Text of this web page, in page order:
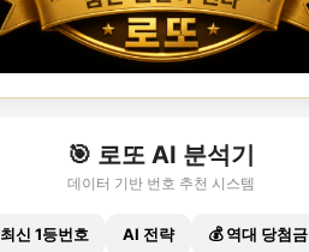
🎯 로또 AI 분석기
데이터 기반 번호 추천 시스템
최신 1등번호 AI 전략 💰 역대 당첨금